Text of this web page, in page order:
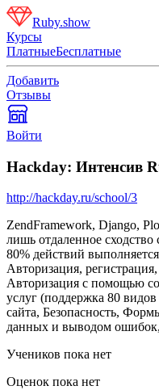
Ruby.show
Курсы
ПлатныеБесплатные
Добавить
Отзывы
Войти
Hackday: Интенсив
http://hackday.ru/school/3
ZendFramework, Django,
лишь отдаленное
80% действий
Авторизация,
Авторизация с помощью
услуг (поддержка 80
сайта, Безопасность,
данных и выводом
Учеников пока нет
Оценок пока нет